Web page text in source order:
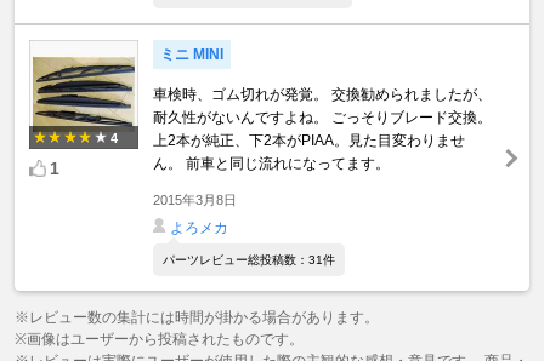
4
1
ミニ MINI
車検時、ゴム切れが発覚。 交換勧められましたが、
耐久性がないんですよね。 ごっそりブレード交換。
上2本が純正、下2本がPIAA。見た目変わりませ
ん。 前車と同じ流れになってます。
2015年3月8日
よろメカ
パーツレビュー総投稿数：31件
※レビュー数の集計には時間が掛かる場合があります。
※画像はユーザーから投稿されたものです。